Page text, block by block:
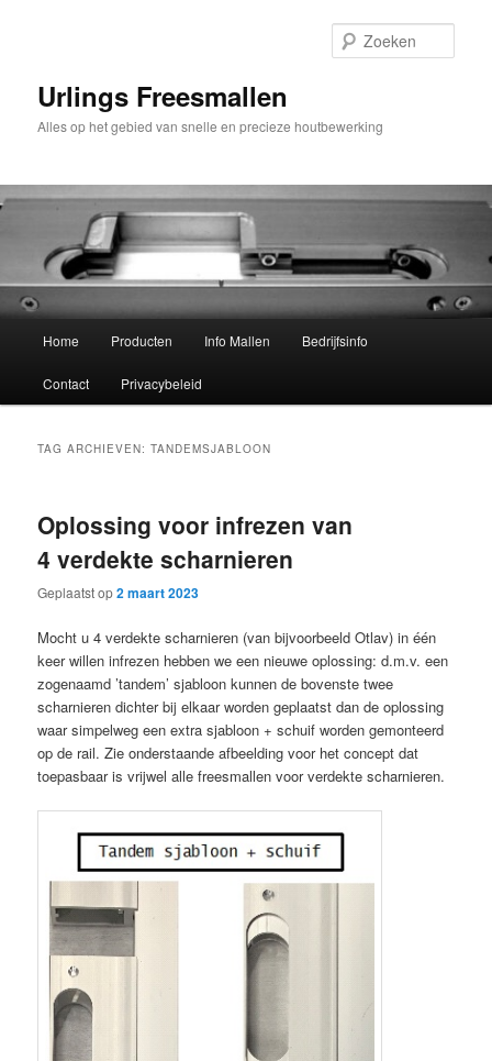
inhoud
inhoudUrlings Freesmallen
Alles op het gebied van snelle en precieze houtbewerking
Home Producten Info Mallen Bedrijfsinfo
Contact Privacybeleid
TAG ARCHIEVEN:TANDEMSJABLOON
Oplossing voor infrezen van
4 verdekte scharnieren
Geplaatst op2 maart 2023
Mocht u 4 verdekte scharnieren (van bijvoorbeeld Otlav) in één
keer willen infrezen hebben we een nieuwe oplossing: d.m.v. een
zogenaamd ’tandem’ sjabloon kunnen de bovenste twee
scharnieren dichter bij elkaar worden geplaatst dan de oplossing
waar simpelweg een extra sjabloon + schuif worden gemonteerd
op de rail. Zie onderstaande afbeelding voor het concept dat
toepasbaar is vrijwel alle freesmallen voor verdekte scharnieren.